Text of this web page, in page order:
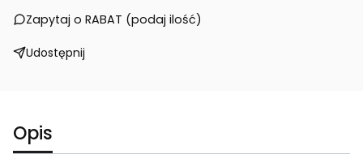
Zapytaj o RABAT (podaj ilość)
Udostępnij
Opis